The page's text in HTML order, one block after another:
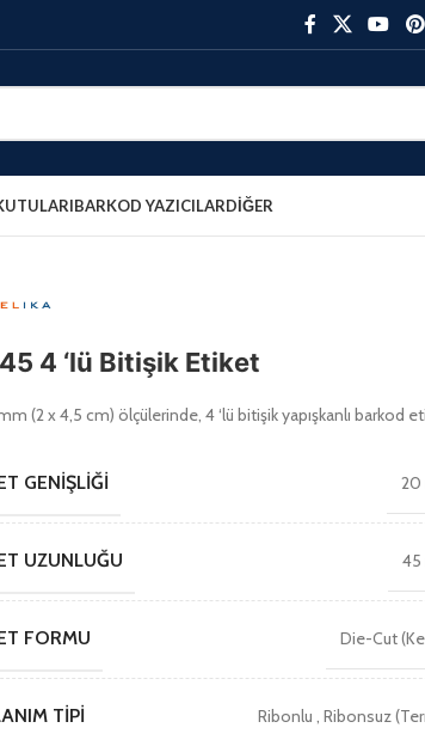
BARKOD YAZICILARDIĞER
4 ‘lü Bitişik Etiket
(2 x 4,5 cm) ölçülerinde, 4 ‘lü bitişik yapışkanlı barkod
GENIŞLIĞI 20
UZUNLUĞU
FORMU Die-Cut
TIPI Ribonlu ,Ribonsuz